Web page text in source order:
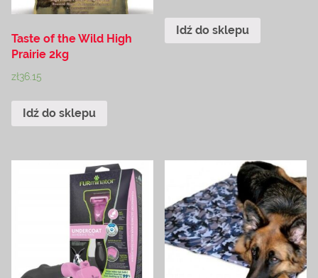
Taste of the Wild High
Prairie 2kg
zł36.15
Idź do sklepu
Idź do sklepu